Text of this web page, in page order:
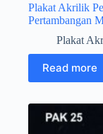
Plakat Akrilik
Pertambangan
Plakat
Read more